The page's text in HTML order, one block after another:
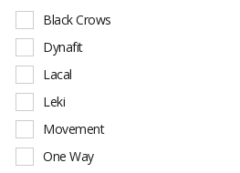
Black Crows
Dynafit
Lacal
Leki
Movement
One Way